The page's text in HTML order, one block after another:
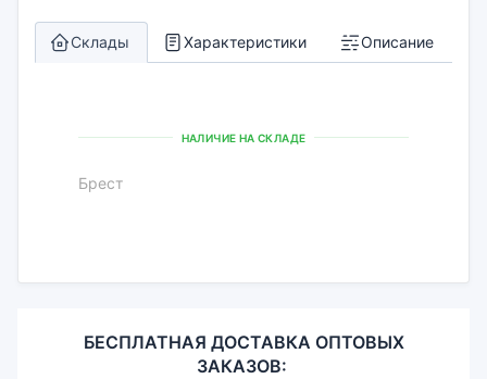
Склады Характеристики Описание
НАЛИЧИЕ НА СКЛАДЕ
Брест
БЕСПЛАТНАЯ ДОСТАВКА ОПТОВЫХ
ЗАКАЗОВ: